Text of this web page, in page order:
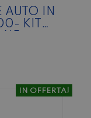
AUTO IN
KIT
IN OFFERTA!